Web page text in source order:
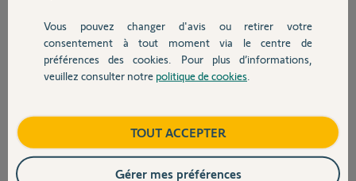
Devis avec un pro
Contact
charlotte B.
Participer au fil de discussion
Vous pouvez changer d'avis ou retirer votre
consentement à tout moment via le centre de
préférences des cookies. Pour plus d’informations,
veuillez consulter notre politique de cookies
TOUT ACCEPTER
Gérer mes préférences